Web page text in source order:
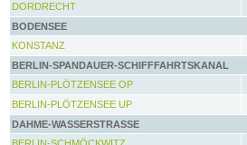
DORDRECHT
BODENSEE
KONSTANZ
BERLIN-SPANDAUER-SCHIFFFAHRTSKANAL
BERLIN-PLÖTZENSEE OP
BERLIN-PLÖTZENSEE UP
DAHME-WASSERSTRASSE